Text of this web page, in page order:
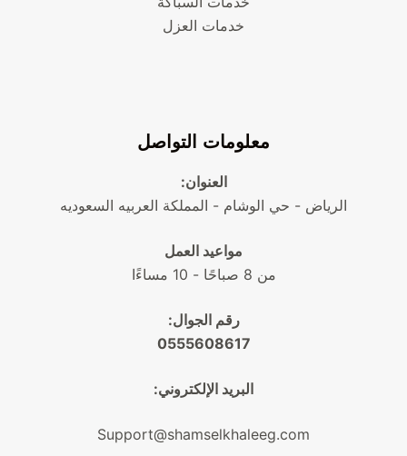
خدمات العزل
معلومات التواصل
العنوان:
الرياض - حي الوشام - المملكة العربيه السعوديه
مواعيد العمل
من 8 صباحًا - 10 مساءًا
رقم الجوال:
0555608617
البريد الإلكتروني:
Support@shamselkhaleeg.com